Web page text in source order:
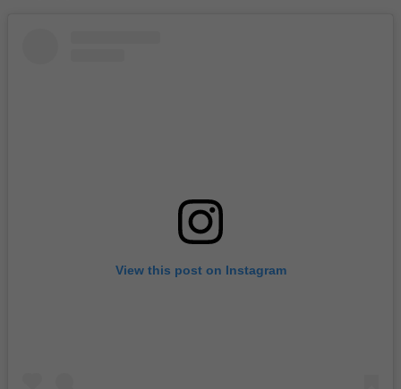
View this post on Instagram